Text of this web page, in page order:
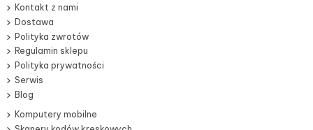
Kontakt z nami
Dostawa
Polityka zwrotów
Regulamin sklepu
Polityka prywatności
Serwis
Blog
Komputery mobilne